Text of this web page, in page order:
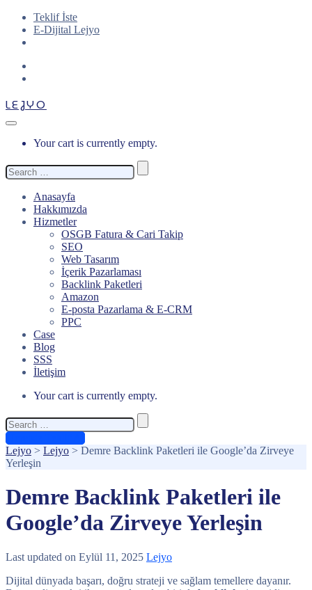
Teklif İste
E-Dijital Lejyo
LEJYO
Your cart is currently empty.
Search
for:
Anasayfa
Hakkımızda
Hizmetler
OSGB Fatura & Cari Takip
SEO
Web Tasarım
İçerik Pazarlaması
Backlink Paketleri
Amazon
E-posta Pazarlama & E-CRM
PPC
Case
Blog
SSS
İletişim
Your cart is currently empty.
Search
for:
Lejyo > Lejyo > Demre Backlink Paketleri ile Google’da Zirveye
Yerleşin
Demre Backlink Paketleri ile
Google’da Zirveye Yerleşin
Last updated on Eylül 11, 2025 Lejyo
Dijital dünyada başarı, doğru strateji ve sağlam temellere dayanır.